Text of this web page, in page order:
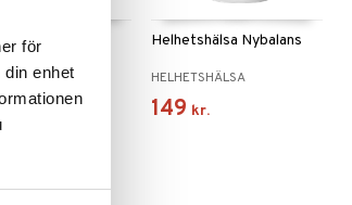
för
enhet
PHARMA
Helhetshälsa Nybalans
HELHETSHÄLSA
149 kr.